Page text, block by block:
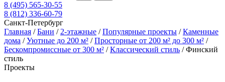
8 (495) 565-30-55
8 (812) 336-60-79
Санкт-Петербург
Главная /Бани / 2-этажные /Популярные проекты /Каменные
дома /Уютные до 200 м² /Просторные от 200 м² до 300 м² /
Бескомпромиссные от 300 м² /Классический стиль /Финский
стиль
Проекты